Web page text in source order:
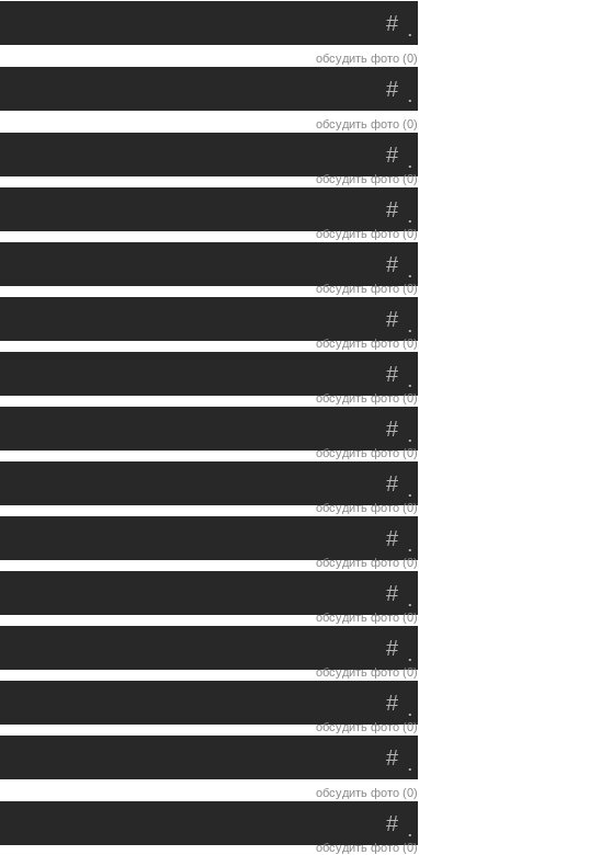
.
#
обсудить фото (0)
.
#
обсудить фото (0)
.
#
обсудить фото (0)
.
#
обсудить фото (0)
.
#
обсудить фото (0)
.
#
обсудить фото (0)
.
#
обсудить фото (0)
.
#
обсудить фото (0)
.
#
обсудить фото (0)
.
#
обсудить фото (0)
.
#
обсудить фото (0)
.
#
обсудить фото (0)
.
#
обсудить фото (0)
.
#
обсудить фото (0)
.
#
обсудить фото (0)